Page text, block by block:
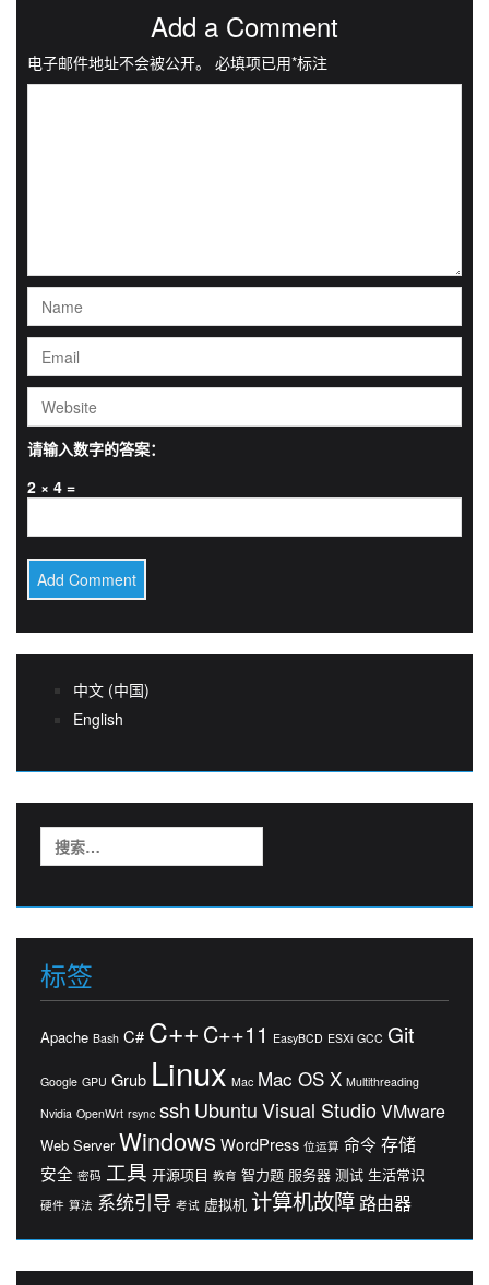
Add a Comment
电子邮件地址不会被公开。 必填项已用*标注
请输入数字的答案：
2 × 4 =
中文 (中国)
English
索：
标签
Apache Bash C# C++ C++11 EasyBCD ESXi GCC Git
Google GPU Grub Linux Mac Mac OS X Multithreading
Nvidia OpenWrt rsync ssh UbuntuVisual StudioVMware
Web Server Windows WordPress 位运算 命令 存储
安全 密码 工具 开源项目 教育 智力题 服务器 测试 生活常识
硬件 算法 系统引导 考试 虚拟机 计算机故障 路由器